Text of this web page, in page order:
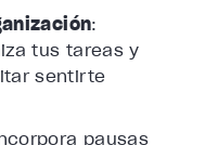
:
tus tareas y
sentirte
pausas